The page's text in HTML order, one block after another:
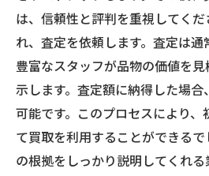
査定の透明性を高める
買取価格に影響を与え
初めての方でも安心の
納得の価格提示を実現
買取業務の流れを徹底解説
ズに
買取申し込みから現金
は、信頼性と評判を重視してく
れ、査定を依頼します。査定は
豊富なスタッフが品物の価値を
示します。査定額に納得した場
可能です。このプロセスにより
て買取を利用することができる
の根拠をしっかり説明してくれ